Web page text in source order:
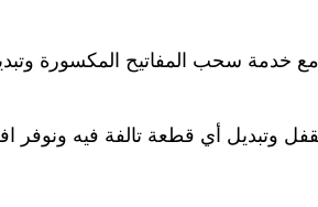
خدمة سحب المفاتيح المكسورة
وتبديل أي قطعة تالفة فيه ونوفر